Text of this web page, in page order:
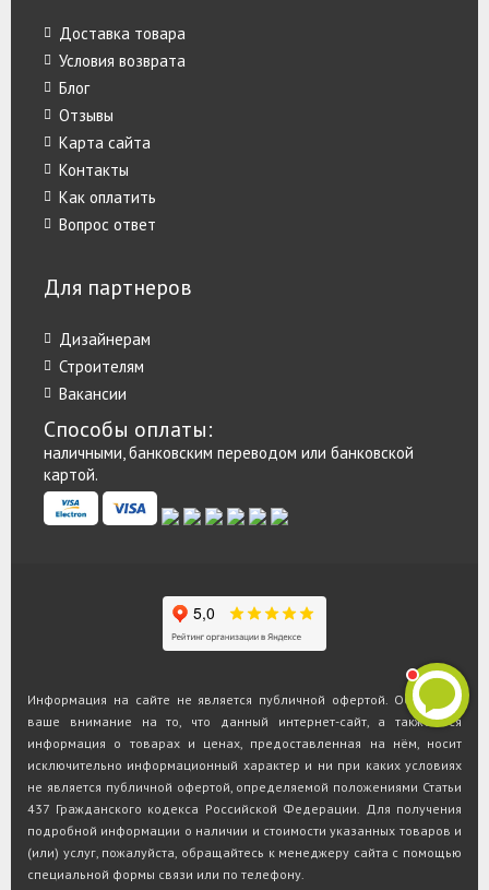
Доставка товара
Условия возврата
Блог
Отзывы
Карта сайта
Контакты
Как оплатить
Вопрос ответ
Для партнеров
Дизайнерам
Строителям
Вакансии
Способы оплаты:
наличными, банковским переводом или банковской
картой.
Информация на сайте не является публичной офертой. Обращаем
ваше внимание на то, что данный интернет-сайт, а также вся
информация о товарах и ценах, предоставленная на нём, носит
исключительно информационный характер и ни при каких условиях
не является публичной офертой, определяемой положениями Статьи
437 Гражданского кодекса Российской Федерации. Для получения
подробной информации о наличии и стоимости указанных товаров и
(или) услуг, пожалуйста, обращайтесь к менеджеру сайта с помощью
специальной формы связи или по телефону.